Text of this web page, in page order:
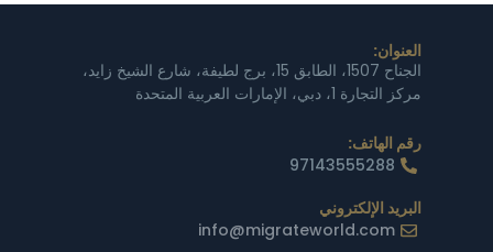
العنوان:
الجناح 1507، الطابق 15، برج لطيفة، شارع الشيخ زايد،
مركز التجارة 1، دبي، الإمارات العربية المتحدة
رقم الهاتف:
97143555288
البريد الإلكتروني
info@migrateworld.com